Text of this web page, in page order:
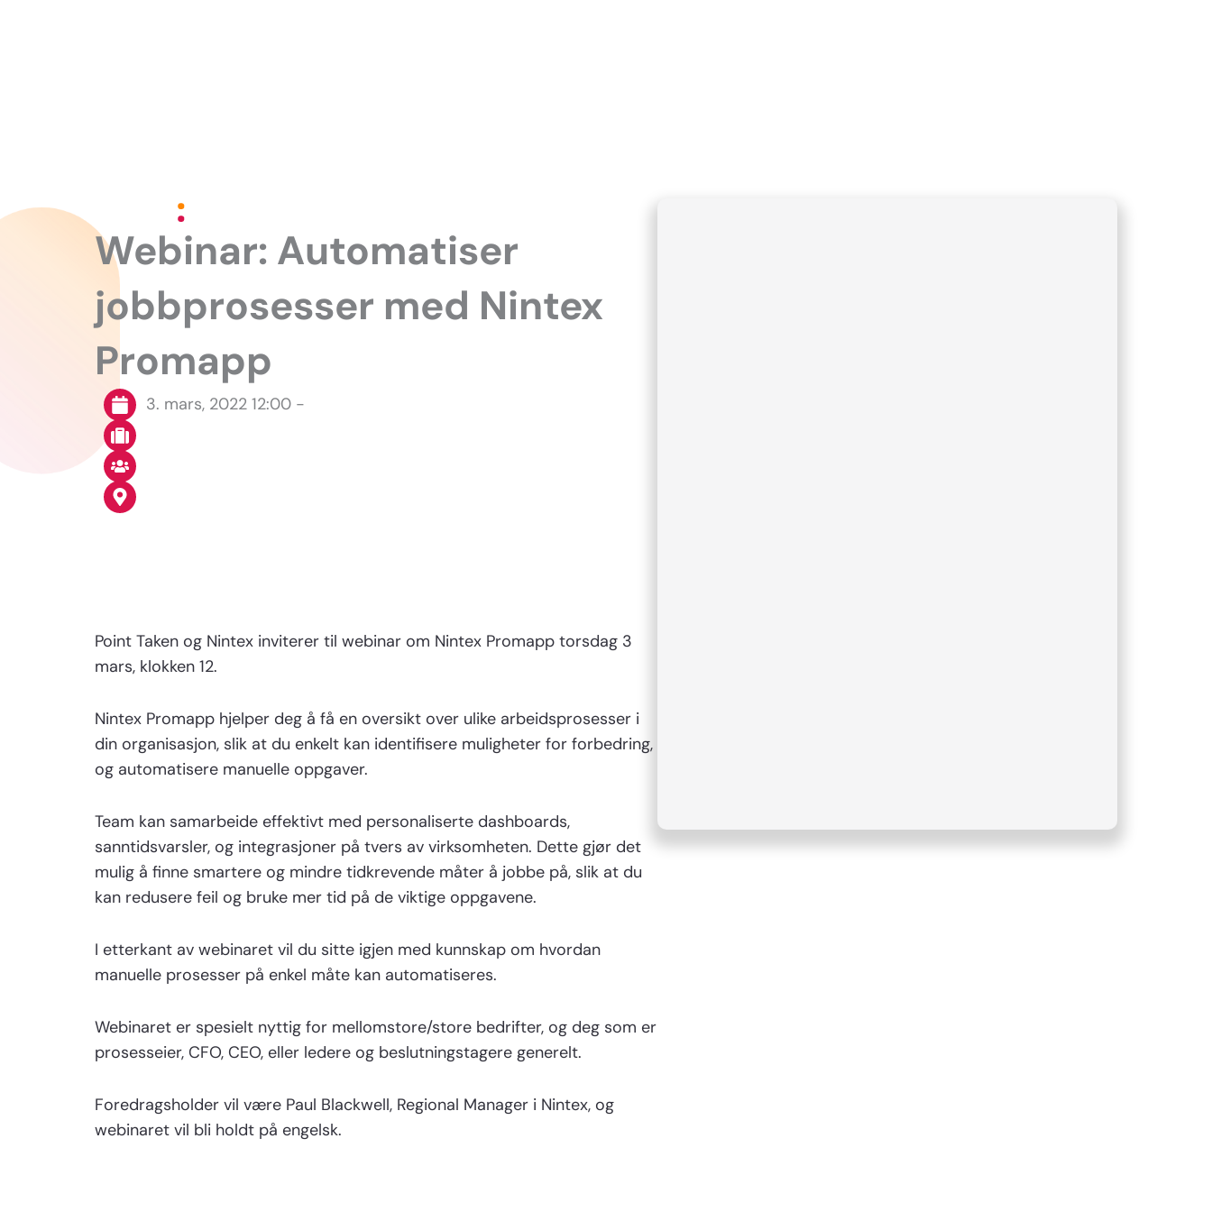
Webinar: Automatiser
jobbprosesser med Nintex
Promapp
3. mars, 2022 12:00 -
Point Taken og Nintex inviterer til webinar om Nintex Promapp torsdag 3
mars, klokken 12.
Nintex Promapp hjelper deg å få en oversikt over ulike arbeidsprosesser i
din organisasjon, slik at du enkelt kan identifisere muligheter for forbedring,
og automatisere manuelle oppgaver.
Team kan samarbeide effektivt med personaliserte dashboards,
sanntidsvarsler, og integrasjoner på tvers av virksomheten. Dette gjør det
mulig å finne smartere og mindre tidkrevende måter å jobbe på, slik at du
kan redusere feil og bruke mer tid på de viktige oppgavene.
I etterkant av webinaret vil du sitte igjen med kunnskap om hvordan
manuelle prosesser på enkel måte kan automatiseres.
Webinaret er spesielt nyttig for mellomstore/store bedrifter, og deg som er
prosesseier, CFO, CEO, eller ledere og beslutningstagere generelt.
Foredragsholder vil være Paul Blackwell, Regional Manager i Nintex, og
webinaret vil bli holdt på engelsk.